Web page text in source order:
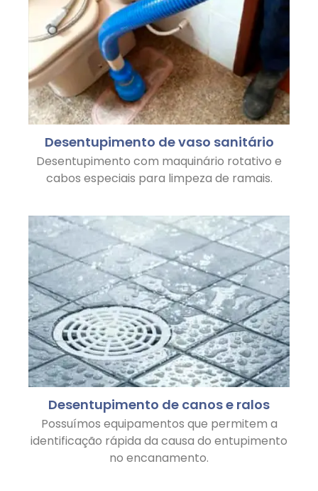
Desentupimento de vaso sanitário
Desentupimento com maquinário rotativo e
cabos especiais para limpeza de ramais.
Desentupimento de canos e ralos
Possuímos equipamentos que permitem a
identificação rápida da causa do entupimento
no encanamento.